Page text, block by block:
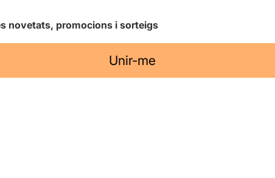
novetats, promocions i sorteigs
Unir-me